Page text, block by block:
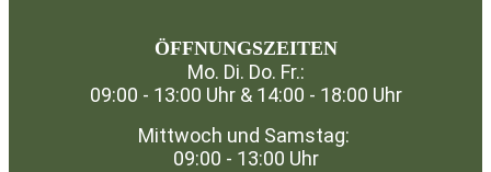
ÖFFNUNGSZEITEN
Mo. Di. Do. Fr.:
09:00 - 13:00 Uhr & 14:00 - 18:00 Uhr
Mittwoch und Samstag:
09:00 - 13:00 Uhr